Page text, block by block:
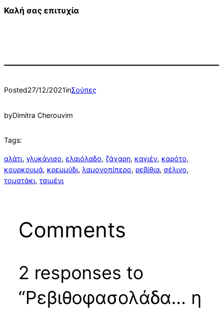
Καλή σας επιτυχία
Posted27/12/2021inΣούπες
byDimitra Cherouvim
Tags:
αλάτι, γλυκάνισο, ελαιόλαδο, ζάχαρη, καγιέν, καρότο
κουρκουμά, κρεμμύδι, λαμονοπίπερο, ρεβίθια, σέλινο
τοματάκι, τσιμένι
Comments
2 responses to
“Ρεβιθοφασολάδα… η